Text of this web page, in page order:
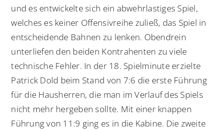
und es entwickelte sich ein abwehrlastiges Spiel,
welches es keiner Offensivreihe zuließ, das Spiel in
entscheidende Bahnen zu lenken. Obendrein
unterliefen den beiden Kontrahenten zu viele
technische Fehler. In der 18. Spielminute erzielte
Patrick Dold beim Stand von 7:6 die erste Führung
für die Hausherren, die man im Verlauf des Spiels
nicht mehr hergeben sollte. Mit einer knappen
Führung von 11:9 ging es in die Kabine. Die zweite